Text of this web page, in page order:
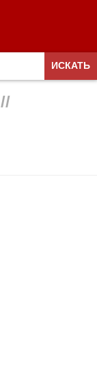
ИСКАТЬ
//